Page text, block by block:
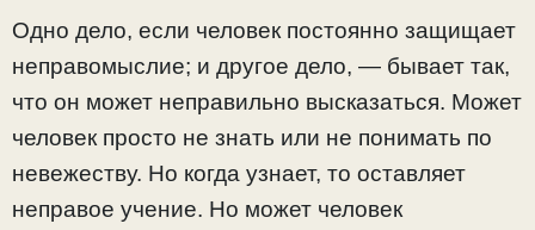
Одно дело, если человек постоянно защищает
неправомыслие; и другое дело, — бывает так,
что он может неправильно высказаться. Может
человек просто не знать или не понимать по
невежеству. Но когда узнает, то оставляет
неправое учение. Но может человек